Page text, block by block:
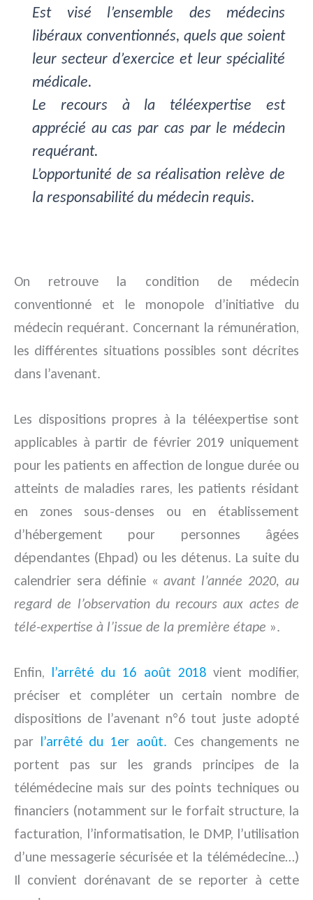
Est visé l’ensemble des médecins
libéraux conventionnés, quels que soient
leur secteur d’exercice et leur spécialité
médicale.
Le recours à la téléexpertise est
apprécié au cas par cas par le médecin
requérant.
L’opportunité de sa réalisation relève de
la responsabilité du médecin requis.
On retrouve la condition de médecin
conventionné et le monopole d’initiative du
médecin requérant. Concernant la rémunération,
les différentes situations possibles sont décrites
dans l’avenant.
Les dispositions propres à la téléexpertise sont
applicables à partir de février 2019 uniquement
pour les patients en affection de longue durée ou
atteints de maladies rares, les patients résidant
en zones sous-denses ou en établissement
d’hébergement pour personnes âgées
dépendantes (Ehpad) ou les détenus. La suite du
calendrier sera définie «avant l’année 2020, au
regard de l’observation du recours aux actes de
télé-expertise à l’issue de la première étape ».
Enfin, l’arrêté du 16 août 2018vient modifier,
préciser et compléter un certain nombre de
dispositions de l’avenant n°6 tout juste adopté
par l’arrêté du 1er août. Ces changements ne
portent pas sur les grands principes de la
télémédecine mais sur des points techniques ou
financiers (notamment sur le forfait structure, la
facturation, l’informatisation, le DMP, l’utilisation
d’une messagerie sécurisée et la télémédecine…)
Il convient dorénavant de se reporter à cette